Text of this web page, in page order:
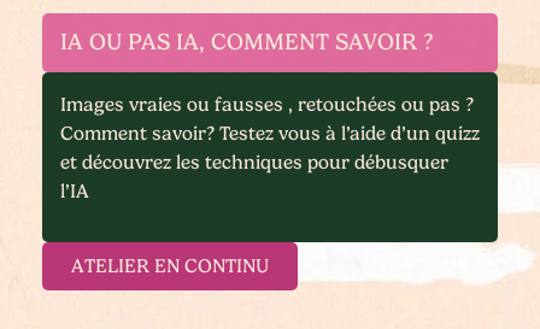
IA OU PAS IA, COMMENT SAVOIR ?
Images vraies ou fausses , retouchées ou pas ?
Comment savoir? Testez vous à l’aide d’un quizz
et découvrez les techniques pour débusquer
l’IA
ATELIER EN CONTINU